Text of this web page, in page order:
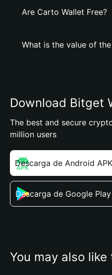
Are Carto Wallet Free?
What is the value of
Download Bitget
The best and secure
million users
Descarga de Android APK
Descarga de Google Play
You may also